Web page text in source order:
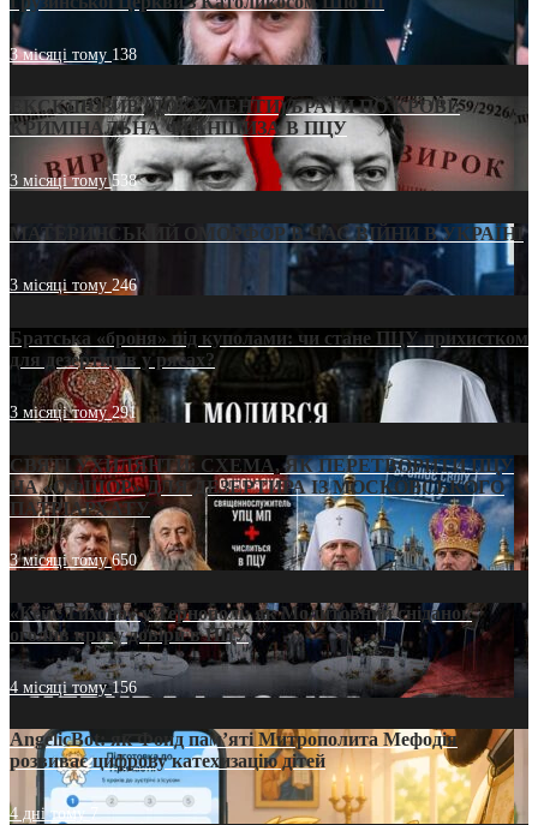
3 місяці тому 138
ЕКСКЛЮЗИВ (ДОКУМЕНТИ)/БРАТИ ПО КРОВІ:
КРИМІНАЛЬНА ФРАНШИЗА В ПЦУ
3 місяці тому538
МАТЕРИНСЬКИЙ ОМОРФОР В ЧАС ВІЙНИ В УКРАЇНІ
3 місяці тому246
Братська «броня» під куполами: чи стане ПЦУ прихистком
для дезертирів у рясах?
3 місяці тому291
СВЯТІ УХИЛЯНТИ: СХЕМА, ЯК ПЕРЕТВОРИТИ ПЦУ
НА «ОФШОР» ДЛЯ ДЕЗЕРТИРА ІЗ МОСКОВСЬКОГО
ПАТРІАРХАТУ
3 місяці тому650
«Кейс Тихона» у Тернополі: як Молитовний сніданок
оголив кризу довіри в ПЦУ
4 місяці тому156
AngelicBot: як Фонд пам’яті Митрополита Мефодія
розвиває цифрову катехизацію дітей
4 дні тому7